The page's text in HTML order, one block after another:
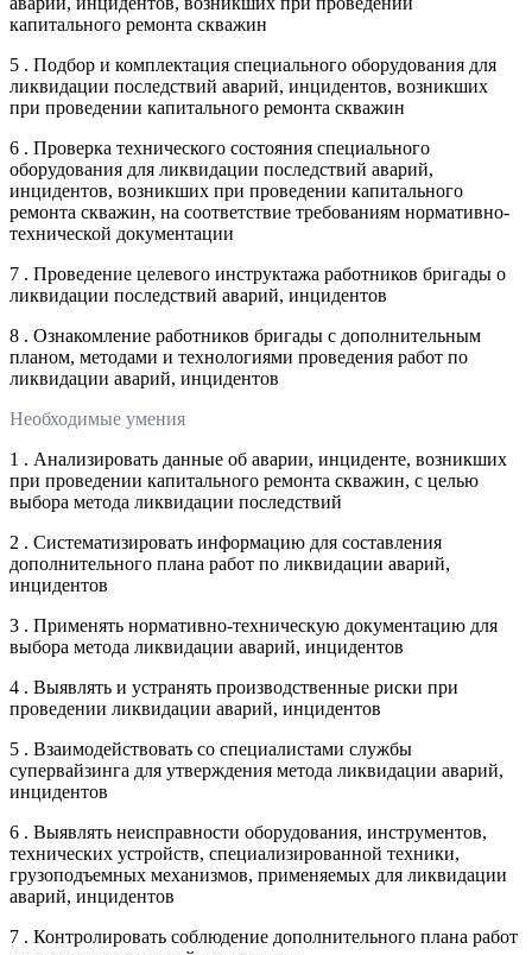
капитального ремонта скважин
5 . Подбор и комплектация специального оборудования для
ликвидации последствий аварий, инцидентов, возникших
при проведении капитального ремонта скважин
6 . Проверка технического состояния специального
оборудования для ликвидации последствий аварий,
инцидентов, возникших при проведении капитального
ремонта скважин, на соответствие требованиям нормативно-
технической документации
7 . Проведение целевого инструктажа работников бригады о
ликвидации последствий аварий, инцидентов
8 . Ознакомление работников бригады с дополнительным
планом, методами и технологиями проведения работ по
ликвидации аварий, инцидентов
Необходимые умения
1 . Анализировать данные об аварии, инциденте, возникших
при проведении капитального ремонта скважин, с целью
выбора метода ликвидации последствий
2 . Систематизировать информацию для составления
дополнительного плана работ по ликвидации аварий,
инцидентов
3 . Применять нормативно-техническую документацию для
выбора метода ликвидации аварий, инцидентов
4 . Выявлять и устранять производственные риски при
проведении ликвидации аварий, инцидентов
5 . Взаимодействовать со специалистами службы
супервайзинга для утверждения метода ликвидации аварий,
инцидентов
6 . Выявлять неисправности оборудования, инструментов,
технических устройств, специализированной техники,
грузоподъемных механизмов, применяемых для ликвидации
аварий, инцидентов
7 . Контролировать соблюдение дополнительного плана работ